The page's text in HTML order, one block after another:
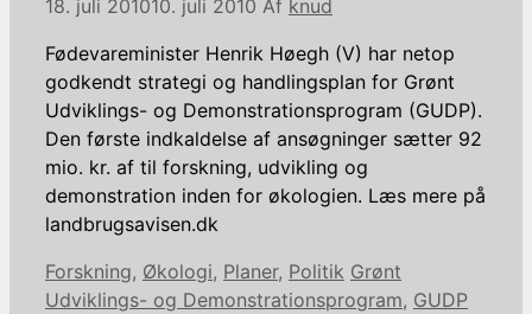
18. juli 201010. juli 2010 Af knud
Fødevareminister Henrik Høegh (V) har netop
godkendt strategi og handlingsplan for Grønt
Udviklings- og Demonstrationsprogram (GUDP).
Den første indkaldelse af ansøgninger sætter 92
mio. kr. af til forskning, udvikling og
demonstration inden for økologien. Læs mere på
landbrugsavisen.dk
Kategorier
Forskning, Økologi, Planer, Politik Tags
Grønt
Udviklings- og Demonstrationsprogram, GUDP